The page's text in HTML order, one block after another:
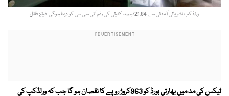
ورلڈکپ نشریاتی آمدنی سے 21.84فیصد کٹوتی کی رقم آئی سی سی کو دینا ہوگی۔ فوٹو: فائل
ٹیکس کی مد میں بھارتی بورڈ کو 963کروڑ روپے کا نقصان ہو گا جب کہ ورلڈکپ کی